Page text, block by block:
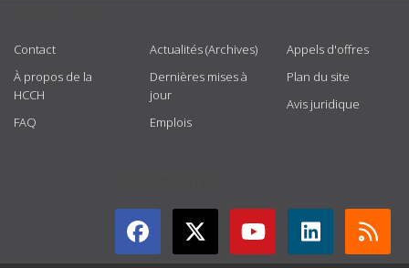
Contact
À propos de la
HCCH
FAQ
Actualités (Archives)
Dernières mises à
jour
Emplois
Appels d'offres
Plan du site
Avis juridique